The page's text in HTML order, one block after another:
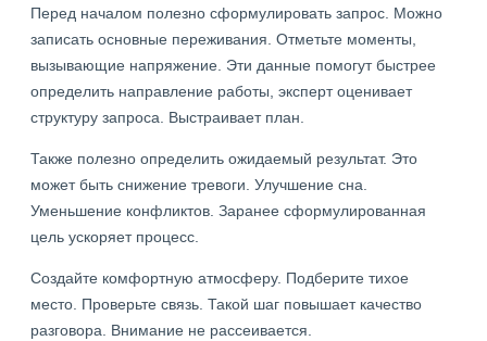
Перед началом полезно сформулировать запрос. Можно
записать основные переживания. Отметьте моменты,
вызывающие напряжение. Эти данные помогут быстрее
определить направление работы, эксперт оценивает
структуру запроса. Выстраивает план.
Также полезно определить ожидаемый результат. Это
может быть снижение тревоги. Улучшение сна.
Уменьшение конфликтов. Заранее сформулированная
цель ускоряет процесс.
Создайте комфортную атмосферу. Подберите тихое
место. Проверьте связь. Такой шаг повышает качество
разговора. Внимание не рассеивается.